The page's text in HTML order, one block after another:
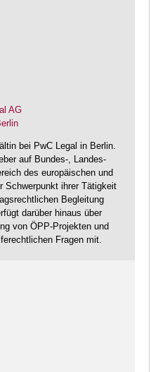
AG
bei PwC Legal in Berlin.
auf Bundes-, Landes-
des europäischen und
Schwerpunkt ihrer Tätigkeit
Begleitung
darüber hinaus über
von ÖPP-Projekten und
Fragen mit.